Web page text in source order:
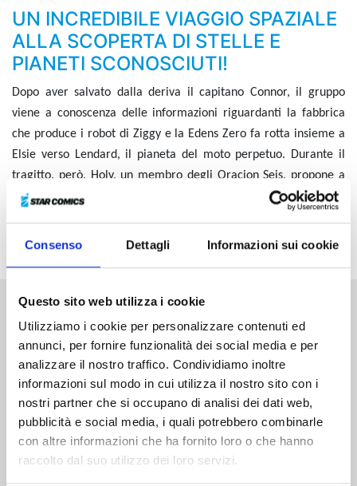
Consenso Dettagli Informazioni sui cookie
Questo sito web utilizza i cookie
Utilizziamo i cookie per personalizzare contenuti ed
annunci, per fornire funzionalità dei social media e per
analizzare il nostro traffico. Condividiamo inoltre
informazioni sul modo in cui utilizza il nostro sito con i
nostri partner che si occupano di analisi dei dati web,
pubblicità e social media, i quali potrebbero combinarle
con altre informazioni che ha fornito loro o che hanno
raccolto dal suo utilizzo dei loro servizi.
UN INCREDIBILE VIAGGIO SPAZIALE
ALLA SCOPERTA DI STELLE E
PIANETI SCONOSCIUTI!
Dopo aver salvato dalla deriva il capitano Connor, il gruppo
viene a conoscenza delle informazioni riguardanti la fabbrica
che produce i robot di Ziggy e la Edens Zero fa rotta insieme a
Elsie verso Lendard, il pianeta del moto perpetuo. Durante il
tragitto, però, Holy, un membro degli Oracion Seis, propone a
Shiki di unire le forze... Nel Kaede Cosmos un grande numero di
incredibile battaglia!
Altri volumi della serie